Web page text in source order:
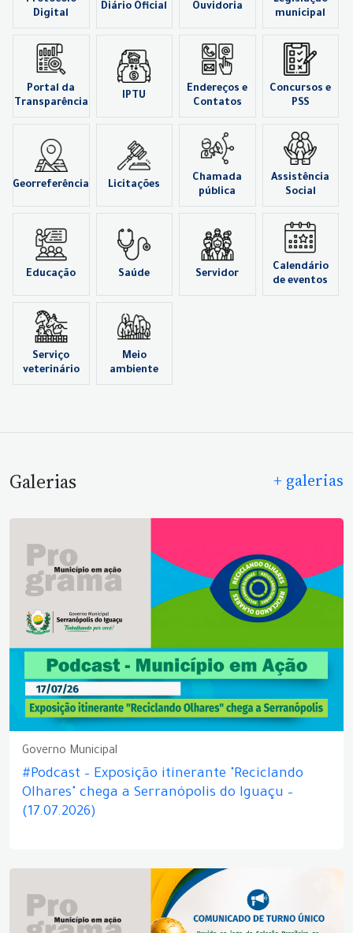
Digital
Diário Oficial Ouvidoria
municipal
Portal da
Transparência
IPTU
Endereços e
Contatos
Concursos e
PSS
Georreferência Licitações
Chamada
pública
Assistência
Social
Educação Saúde Servidor
Calendário
de eventos
Serviço
veterinário
Meio
ambiente
Galerias + galerias
Governo Municipal
#Podcast – Exposição itinerante "Reciclando
Olhares" chega a Serranópolis do Iguaçu –
(17.07.2026)